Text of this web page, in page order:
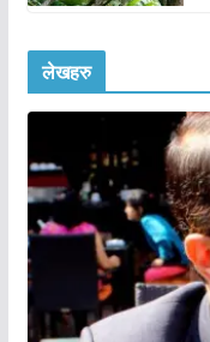
लेखहरु